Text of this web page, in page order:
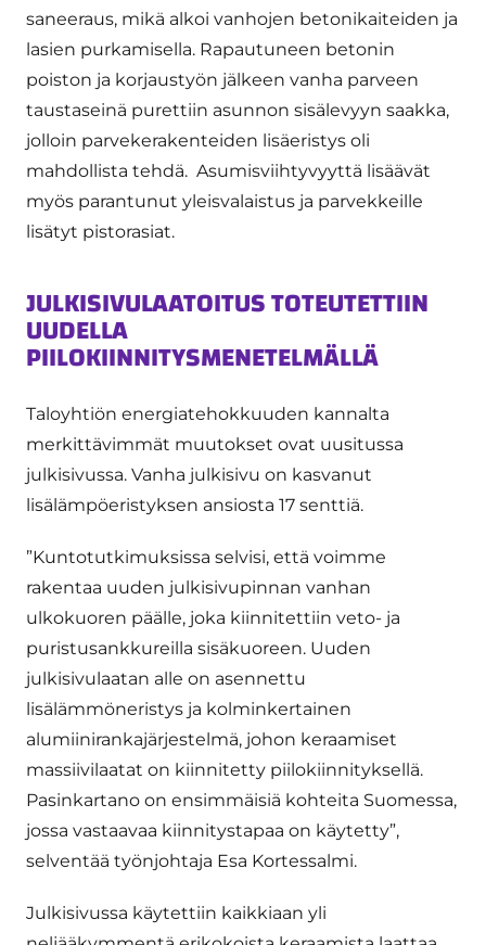
saneeraus, mikä alkoi vanhojen betonikaiteiden ja
lasien purkamisella. Rapautuneen betonin
poiston ja korjaustyön jälkeen vanha parveen
taustaseinä purettiin asunnon sisälevyyn saakka,
jolloin parvekerakenteiden lisäeristys oli
mahdollista tehdä. Asumisviihtyvyyttä lisäävät
myös parantunut yleisvalaistus ja parvekkeille
lisätyt pistorasiat.
JULKISIVULAATOITUS TOTEUTETTIIN
UUDELLA
PIILOKIINNITYSMENETELMÄLLÄ
Taloyhtiön energiatehokkuuden kannalta
merkittävimmät muutokset ovat uusitussa
julkisivussa. Vanha julkisivu on kasvanut
lisälämpöeristyksen ansiosta 17 senttiä.
”Kuntotutkimuksissa selvisi, että voimme
rakentaa uuden julkisivupinnan vanhan
ulkokuoren päälle, joka kiinnitettiin veto- ja
puristusankkureilla sisäkuoreen. Uuden
julkisivulaatan alle on asennettu
lisälämmöneristys ja kolminkertainen
alumiinirankajärjestelmä, johon keraamiset
massiivilaatat on kiinnitetty piilokiinnityksellä.
Pasinkartano on ensimmäisiä kohteita Suomessa,
jossa vastaavaa kiinnitystapaa on käytetty”,
selventää työnjohtaja Esa Kortessalmi.
Julkisivussa käytettiin kaikkiaan yli